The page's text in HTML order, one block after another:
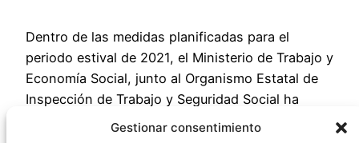
Gestionar consentimiento
Dentro de las medidas planificadas para el
periodo estival de 2021, el Ministerio de Trabajo y
Economía Social, junto al Organismo Estatal de
Inspección de Trabajo y Seguridad Social ha
presentado el Plan de actuación de la Inspección